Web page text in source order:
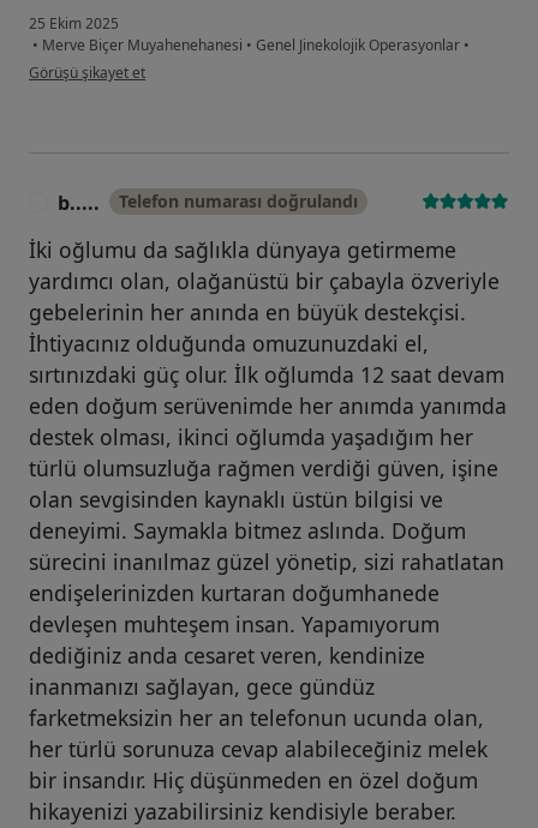
25 Ekim 2025
• Merve Biçer Muyahenehanesi • Genel Jinekolojik Operasyonlar •
kullanıcının görüşüne göre nu...r
Görüşü şikayet et
b..... Telefon numarası doğrulandı
İki oğlumu da sağlıkla dünyaya getirmeme
yardımcı olan, olağanüstü bir çabayla özveriyle
gebelerinin her anında en büyük destekçisi.
İhtiyacınız olduğunda omuzunuzdaki el,
sırtınızdaki güç olur. İlk oğlumda 12 saat devam
eden doğum serüvenimde her anımda yanımda
destek olması, ikinci oğlumda yaşadığım her
türlü olumsuzluğa rağmen verdiği güven, işine
olan sevgisinden kaynaklı üstün bilgisi ve
deneyimi. Saymakla bitmez aslında. Doğum
sürecini inanılmaz güzel yönetip, sizi rahatlatan
endişelerinizden kurtaran doğumhanede
devleşen muhteşem insan. Yapamıyorum
dediğiniz anda cesaret veren, kendinize
inanmanızı sağlayan, gece gündüz
farketmeksizin her an telefonun ucunda olan,
her türlü sorunuza cevap alabileceğiniz melek
bir insandır. Hiç düşünmeden en özel doğum
hikayenizi yazabilirsiniz kendisiyle beraber.